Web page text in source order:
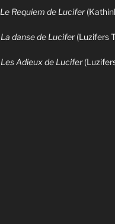
Le Requiem de Lucifer
La danse de Lucifer (Luzifers
Les Adieux de Lucifer